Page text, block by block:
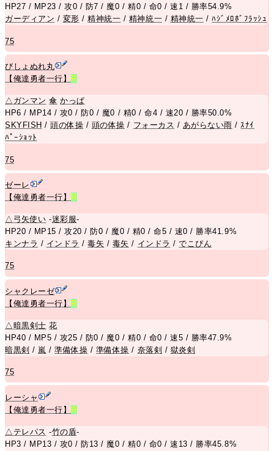
HP27 / MP23 / 攻0 / 防7 / 魔0 / 精0 / 命0 / 速1 / 勝率54.9%
ガーディアン / 変形 /精神統一 / 精神統一 / 精神統一 /ﾊｼﾞﾒﾛﾎﾞﾌﾗｯｼｭ
75
びしょぬれ丸
【俺達勇者一行】
R
△ ガンマン 傘 かっぱ
HP6 / MP14 / 攻0 / 防0 / 魔0 / 精0 / 命4 / 速20 / 勝率50.0%
SKYFISH /頭の体操 / 頭の体操 / フォーカス / あがらない雨 /ｽﾅｲ
ﾊﾟｰｼｮｯﾄ
75
ゼーレ
【俺達勇者一行】
R
△ 弓矢使い -迷彩服-
HP20 / MP15 / 攻20 / 防0 / 魔0 / 精0 / 命5 / 速0 / 勝率41.9%
キンナラ / インドラ /毒矢 / 毒矢 / インドラ /でこぴん
75
シャクレーゼ
【俺達勇者一行】
R
△暗黒剣士 花
HP40 / MP5 / 攻25 / 防0 / 魔0 / 精0 / 命0 / 速5 / 勝率47.9%
暗黒剣 / 嵐 /準備体操 / 準備体操 / 奈落剣 / 獄炎剣
75
レーシャ
【俺達勇者一行】
R
△ テレパス -竹の盾-
HP3 / MP13 / 攻0 / 防13 / 魔0 / 精0 / 命0 / 速13 / 勝率45.8%